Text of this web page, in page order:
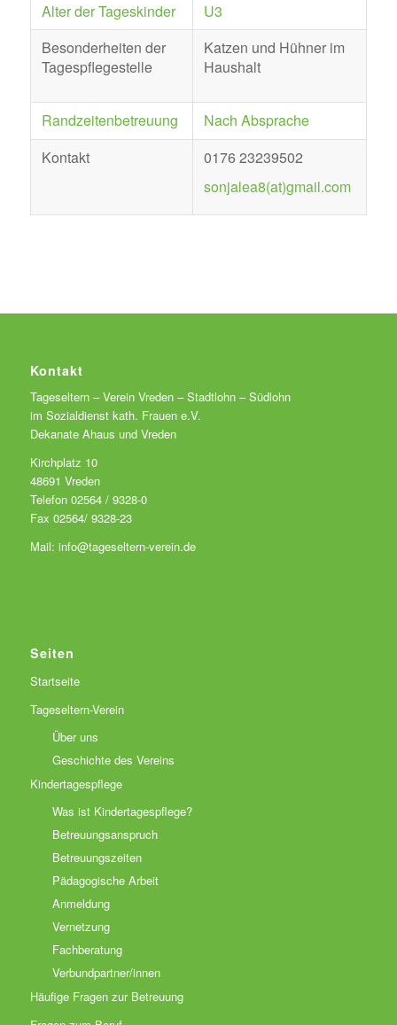
Alter der Tageskinder
U3
Besonderheiten der
Tagespflegestelle
Katzen und Hühner im
Haushalt
Randzeitenbetreuung
Nach Absprache
Kontakt
0176 23239502
sonjalea8(at)gmail.com
Kontakt
Tageseltern – Verein Vreden – Stadtlohn – Südlohn
im Sozialdienst kath. Frauen e.V.
Dekanate Ahaus und Vreden
Kirchplatz 10
48691 Vreden
Telefon 02564 / 9328-0
Fax 02564/ 9328-23
Mail: info@tageseltern-verein.de
Seiten
Startseite
Tageseltern-Verein
Über uns
Geschichte des Vereins
Kindertagespflege
Was ist Kindertagespflege?
Betreuungsanspruch
Betreuungszeiten
Pädagogische Arbeit
Anmeldung
Vernetzung
Fachberatung
Verbundpartner/innen
Häufige Fragen zur Betreuung